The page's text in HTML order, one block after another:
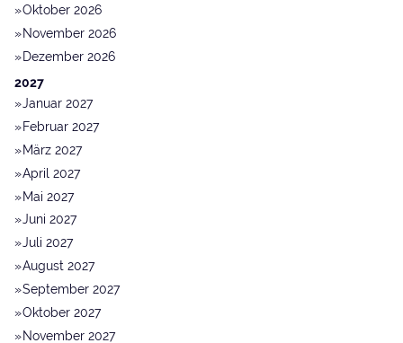
Oktober 2026
November 2026
Dezember 2026
2027
Januar 2027
Februar 2027
März 2027
April 2027
Mai 2027
Juni 2027
Juli 2027
August 2027
September 2027
Oktober 2027
November 2027